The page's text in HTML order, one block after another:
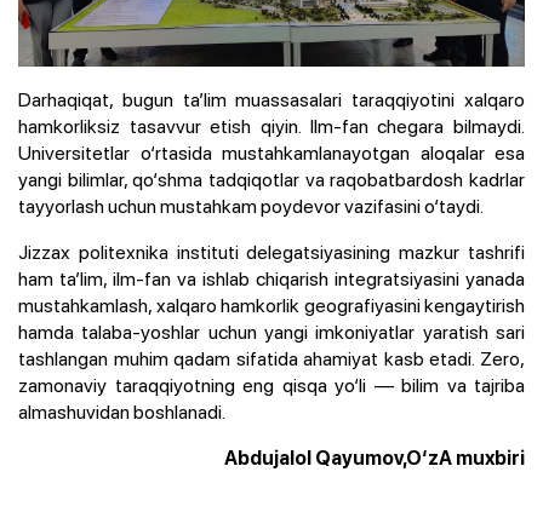
Darhaqiqat, bugun ta’lim muassasalari taraqqiyotini xalqaro
hamkorliksiz tasavvur etish qiyin. Ilm-fan chegara bilmaydi.
Universitetlar o‘rtasida mustahkamlanayotgan aloqalar esa
yangi bilimlar, qo‘shma tadqiqotlar va raqobatbardosh kadrlar
tayyorlash uchun mustahkam poydevor vazifasini o‘taydi.
Jizzax politexnika instituti delegatsiyasining mazkur tashrifi
ham ta’lim, ilm-fan va ishlab chiqarish integratsiyasini yanada
mustahkamlash, xalqaro hamkorlik geografiyasini kengaytirish
hamda talaba-yoshlar uchun yangi imkoniyatlar yaratish sari
tashlangan muhim qadam sifatida ahamiyat kasb etadi. Zero,
zamonaviy taraqqiyotning eng qisqa yo‘li — bilim va tajriba
almashuvidan boshlanadi.
Abdujalol Qayumov,O‘zA muxbiri